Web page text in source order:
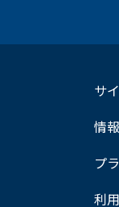
サ
情
プ
利